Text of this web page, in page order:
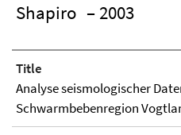
Shapiro – 2003
Title
Analyse seismologischer
Schwarmbebenregion